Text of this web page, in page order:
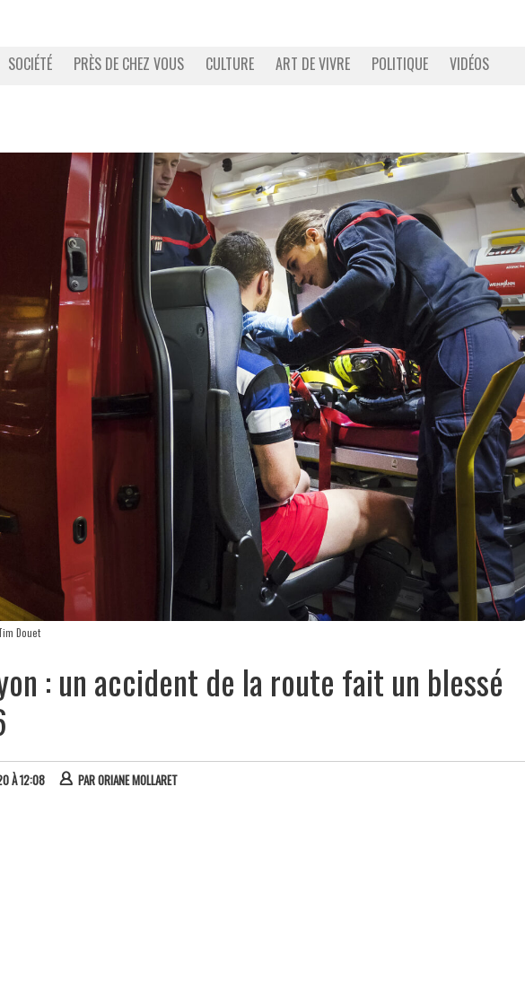
SOCIÉTÉ PRÈS DE CHEZ VOUS CULTURE ART DE VIVRE POLITIQUE VIDÉOS
Douet
: un accident de la route fait un blessé
À 12:08 PARORIANE MOLLARET